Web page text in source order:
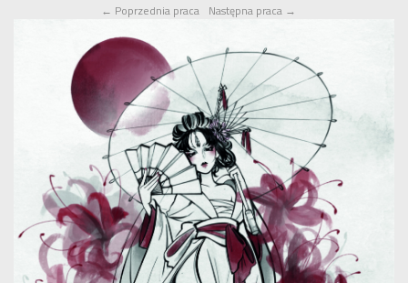
← Poprzednia praca Następna praca →